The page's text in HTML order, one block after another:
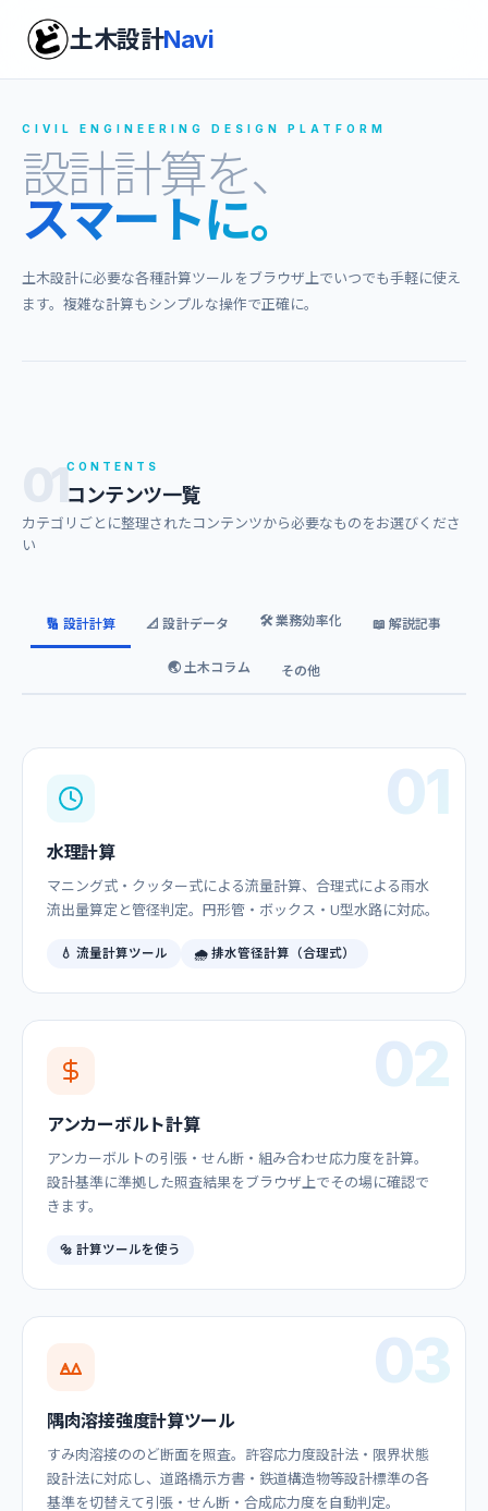
土木設計Navi
CIVIL ENGINEERING DESIGN PLATFORM
設計計算を、
スマートに。
土木設計に必要な各種計算ツールをブラウザ上でいつでも手軽に使え
ます。複雑な計算もシンプルな操作で正確に。
CONTENTS
コンテンツ一覧
カテゴリごとに整理されたコンテンツから必要なものをお選びくださ
い
🔢 設計計算 📐 設計データ 🛠️ 業務効率化 📖 解説記事
🌏 土木コラム その他
01
水理計算
マニング式・クッター式による流量計算、合理式による雨水
流出量算定と管径判定。円形管・ボックス・U型水路に対応。
💧 流量計算ツール 🌧️ 排水管径計算（合理式）
02
アンカーボルト計算
アンカーボルトの引張・せん断・組み合わせ応力度を計算。
設計基準に準拠した照査結果をブラウザ上でその場に確認で
きます。
🔩 計算ツールを使う
03
隅肉溶接強度計算ツール
すみ肉溶接ののど断面を照査。許容応力度設計法・限界状態
設計法に対応し、道路橋示方書・鉄道構造物等設計標準の各
基準を切替えて引張・せん断・合成応力度を自動判定。